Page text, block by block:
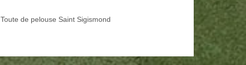
Toute de pelouse Saint Sigismond